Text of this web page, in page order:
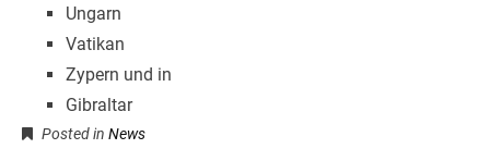
Ungarn
Vatikan
Zypern und in
Gibraltar
Posted in News